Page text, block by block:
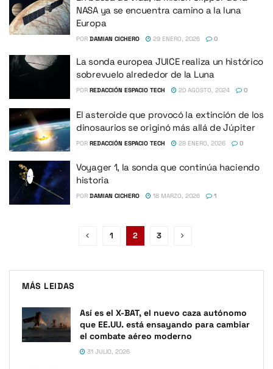
NASA ya se encuentra camino a la luna
Europa
POR DAMIAN CICHERO 29 ENERO, 2026 0
La sonda europea JUICE realiza un histórico
sobrevuelo alrededor de la Luna
POR REDACCIÓN ESPACIO TECH 20 AGOSTO, 2024 0
El asteroide que provocó la extinción de los
dinosaurios se originó más allá de Júpiter
POR REDACCIÓN ESPACIO TECH 28 ENERO, 2026 0
Voyager 1, la sonda que continúa haciendo
historia
POR DAMIAN CICHERO 18 MARZO, 2026 1
1 2 3
MÁS LEIDAS
Así es el X-BAT, el nuevo caza autónomo
que EE.UU. está ensayando para cambiar
el combate aéreo moderno
31 JULIO, 2026